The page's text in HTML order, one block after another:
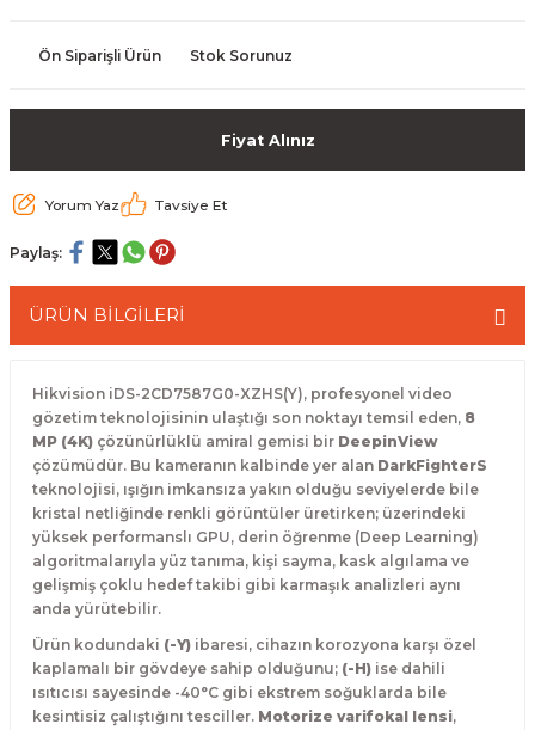
Ön Siparişli Ürün Stok Sorunuz
Fiyat Alınız
Yorum Yaz Tavsiye Et
Paylaş:
ÜRÜN BİLGİLERİ
Hikvision iDS-2CD7587G0-XZHS(Y), profesyonel video
gözetim teknolojisinin ulaştığı son noktayı temsil eden, 8
MP (4K) çözünürlüklü amiral gemisi bir DeepinView
çözümüdür. Bu kameranın kalbinde yer alan DarkFighterS
teknolojisi, ışığın imkansıza yakın olduğu seviyelerde bile
kristal netliğinde renkli görüntüler üretirken; üzerindeki
yüksek performanslı GPU, derin öğrenme (Deep Learning)
algoritmalarıyla yüz tanıma, kişi sayma, kask algılama ve
gelişmiş çoklu hedef takibi gibi karmaşık analizleri aynı
anda yürütebilir.
Ürün kodundaki (-Y) ibaresi, cihazın korozyona karşı özel
kaplamalı bir gövdeye sahip olduğunu; (-H) ise dahili
ısıtıcısı sayesinde -40°C gibi ekstrem soğuklarda bile
kesintisiz çalıştığını tesciller. Motorize varifokal lensi,